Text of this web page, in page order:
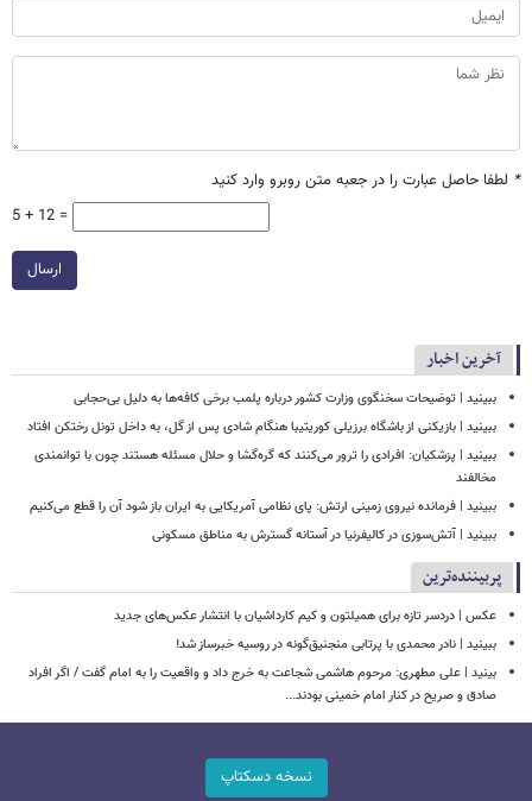
* لطفا حاصل عبارت را در جعبه متن روبرو وارد کنید
5 + 12 =
ارسال
آخرین اخبار
ببینید | توضیحات سخنگوی وزارت کشور درباره پلمب برخی کافه‌ها به دلیل بی‌حجابی
ببینید | بازیکنی از باشگاه برزیلی کوریتیبا هنگام شادی پس از گل، به داخل تونل رختکن افتاد
ببینید | پزشکیان: افرادی را ترور می‌کنند که گره‌گشا و حلال مسئله هستند چون با توانمندی
مخالفند
ببینید | فرمانده نیروی زمینی ارتش: پای نظامی آمریکایی به ایران باز شود آن را قطع می‌کنیم
ببینید | آتش‌سوزی در کالیفرنیا در آستانه گسترش به مناطق مسکونی
پربیننده‌ترین
عکس | دردسر تازه برای همیلتون و کیم کارداشیان با انتشار عکس‌های جدید
ببینید | نادر محمدی با پرتابی منجنیق‌گونه در روسیه خبرساز شد!
بینید | علی مطهری: مرحوم هاشمی شجاعت به خرج داد و واقعیت را به امام گفت / اگر افراد
صادق و صریح در کنار امام خمینی بودند...
نسخه دسکتاپ